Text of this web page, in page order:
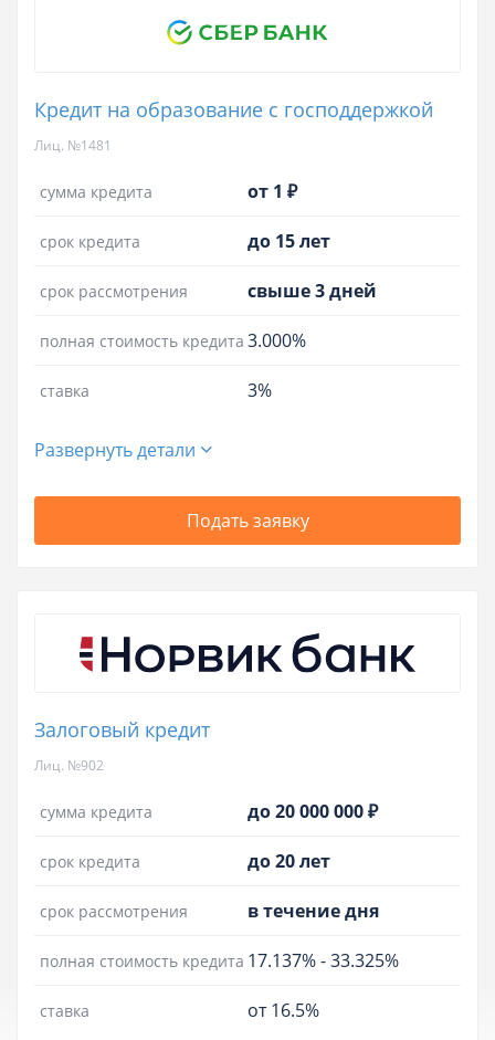
Кредит на образование с господдержкой
Лиц. №1481
сумма кредита от 1 ₽
срок кредита до 15 лет
срок рассмотрения свыше 3 дней
полная стоимость кредита 3.000%
ставка 3%
Развернуть детали
Подать заявку
Залоговый кредит
Лиц. №902
сумма кредита до 20 000 000 ₽
срок кредита до 20 лет
срок рассмотрения в течение дня
полная стоимость кредита 17.137%-33.325%
ставка от 16.5%